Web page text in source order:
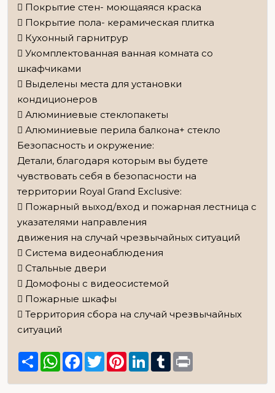
 Покрытие стен- моющаяяся краска
 Покрытие пола- керамическая плитка
 Кухонный гарнитрур
 Укомплектованная ванная комната со
шкафчиками
 Выделены места для установки
кондиционеров
 Алюминиевые стеклопакеты
 Алюминиевые перила балкона+ стекло
Безопасность и окружение:
Детали, благодаря которым вы будете
чувствовать себя в безопасности на
территории Royal Grand Exclusive:
 Пожарный выход/вход и пожарная лестница с
указателями направления
движения на случай чрезвычайных ситуаций
 Система видеонаблюдения
 Стальные двери
 Домофоны с видеосистемой
 Пожарные шкафы
 Территория сбора на случай чрезвычайных
ситуаций
ShareWhatsApp
Facebook
TwitterPinterestLinkedIn
Tumblr